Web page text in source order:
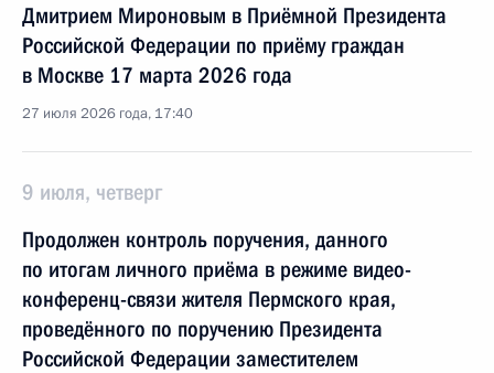
Дмитрием Мироновым в Приёмной Президента
Российской Федерации по приёму граждан
в Москве 17 марта 2026 года
27 июля 2026 года, 17:40
9 июля, четверг
Продолжен контроль поручения, данного
по итогам личного приёма в режиме видео-
конференц-связи жителя Пермского края,
проведённого по поручению Президента
Российской Федерации заместителем